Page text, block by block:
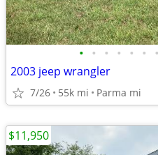
• • • • • • •
2003 jeep wrangler
7/26 55k mi Parma mi
$11,950